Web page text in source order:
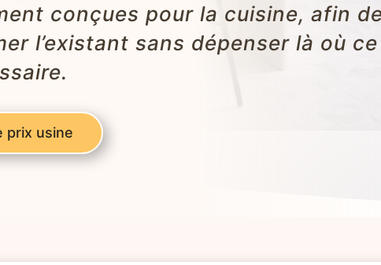
conçues pour la cuisine, afin
l’existant sans dépenser là où ce
prix usine